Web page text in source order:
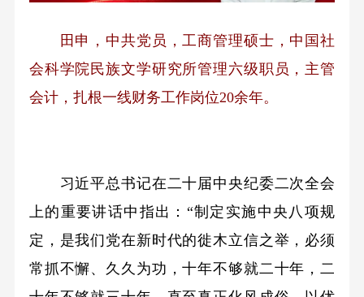
田申，中共党员，工商管理硕士，中国社
会科学院民族文学研究所管理六级职员，主管
会计，扎根一线财务工作岗位20余年。
习近平总书记在二十届中央纪委二次全会
上的重要讲话中指出：“制定实施中央八项规
定，是我们党在新时代的徙木立信之举，必须
常抓不懈、久久为功，十年不够就二十年，二